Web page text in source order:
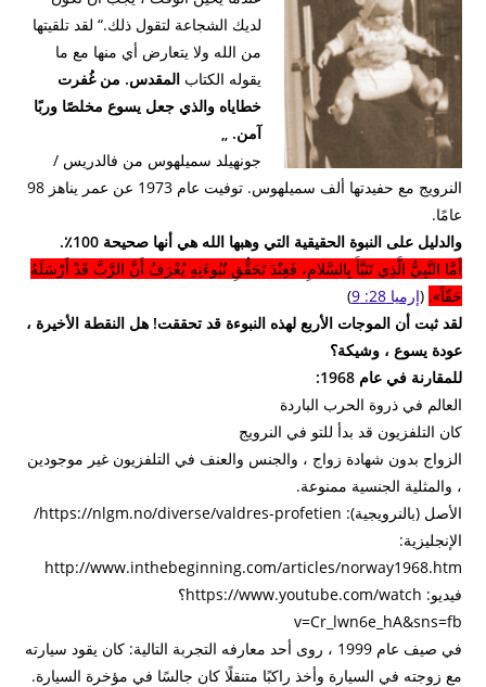
لديك الشجاعة لتقول ذلك.“ لقد تلقيتها
من الله ولا يتعارض أي منها مع ما
يقوله الكتابالمقدس. من غُفرت
خطاياه والذي جعل يسوع مخلصًا وربًا
آمن. „
جونهيلد سميلهوس من فالدريس /
النرويج مع حفيدتها ألف سميلهوس.
توفيت عام 1973 عن عمر يناهز 98
عامًا.
والدليل على النبوة الحقيقية التي وهبها الله هي أنها صحيحة 100٪.
أَمَّا النَّبِيُّ الَّذِي تَنَبَّأَ بِالسَّلامِ، فَعِنْدَ تَحَقُّقِ نُبُوءَتِهِ يُعْرَفُ أَنَّ الرَّبَّ قَدْ أَرْسَلَهُ
حَقّاً». (إرميا 28: 9
)
لقد ثبت أن الموجات الأربع لهذه النبوءة قد تحققت! هل النقطة الأخيرة ،
عودة يسوع ، وشيكة؟
للمقارنة في عام 1968:
العالم في ذروة الحرب الباردة
كان التلفزيون قد بدأ للتو في النرويج
الزواج بدون شهادة زواج ، والجنس والعنف في التلفزيون غير موجودين
، والمثلية الجنسية ممنوعة.
الأصل (بالنرويجية): https://nlgm.no/diverse/valdres-profetien/
الإنجليزية:
http://www.inthebeginning.com/articles/norway1968.htm
فيديو: https://www.youtube.com/watch؟
v=Cr_lwn6e_hA&sns=fb
في صيف عام 1999 ، روى أحد معارفه التجربة التالية: كان يقود سيارته
مع زوجته في السيارة وأخذ راكبًا متنقلًا كان جالسًا في مؤخرة السيارة.